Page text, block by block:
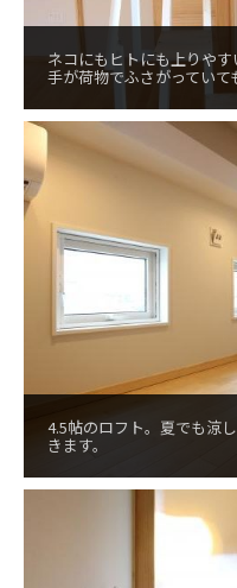
ネコにもヒトにも上りや
手が荷物でふさがっていて
4.5帖のロフト。夏でも涼
きます。